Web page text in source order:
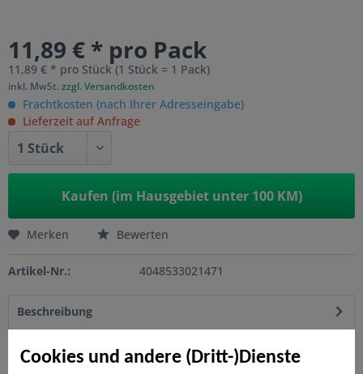
Cookies und andere (Dritt-)Dienste
11,89 € * pro Pack
11,89 € * pro Stück (1 Stück = 1 Pack)
inkl. MwSt. zzgl. Versandkosten
Frachtkosten (nach Ihrer Adresseingabe)
Lieferzeit auf Anfrage
Kaufen (im Hausgebiet unter 100 KM)
Merken Bewerten
Artikel-Nr.: 4048533021471
Beschreibung
Facettenreich und immer wieder aufs Neue überraschend -
wie die Natur - sind auch die EasyDeck®...mehr